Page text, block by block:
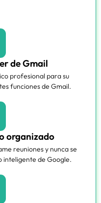
de Gmail
profesional para su
funciones de Gmail.
organizado
reuniones y nunca se
inteligente de Google.